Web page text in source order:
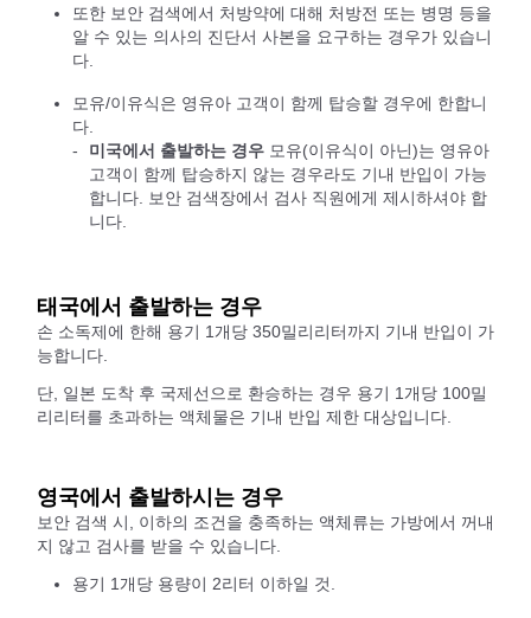
또한 보안 검색에서 처방약에 대해 처방전 또는 병명 등을
알 수 있는 의사의 진단서 사본을 요구하는 경우가 있습니
다.
모유/이유식은 영유아 고객이 함께 탑승할 경우에 한합니
다.
미국에서 출발하는 경우 모유(이유식이 아닌)는 영유아
고객이 함께 탑승하지 않는 경우라도 기내 반입이 가능
합니다. 보안 검색장에서 검사 직원에게 제시하셔야 합
니다.
태국에서 출발하는 경우
손 소독제에 한해 용기 1개당 350밀리리터까지 기내 반입이 가
능합니다.
단, 일본 도착 후 국제선으로 환승하는 경우 용기 1개당 100밀
리리터를 초과하는 액체물은 기내 반입 제한 대상입니다.
영국에서 출발하시는 경우
보안 검색 시, 이하의 조건을 충족하는 액체류는 가방에서 꺼내
지 않고 검사를 받을 수 있습니다.
용기 1개당 용량이 2리터 이하일 것.